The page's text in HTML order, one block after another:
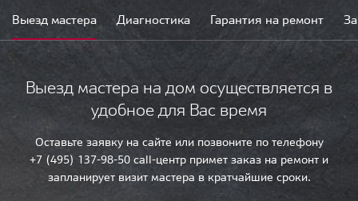
Выезд мастера Диагностика Гарантия на ремонт
Выезд мастера на дом осуществляется в
удобное для Вас время
Оставьте заявку на сайте или позвоните по телефону
+7 (495) 137-98-50 call-центр примет заказ на ремонт и
запланирует визит мастера в кратчайшие сроки.